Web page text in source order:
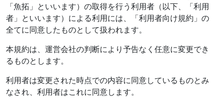
「魚拓」といいます）の取得を行う利用者（以下、「利用
者」といいます）による利用には、「利用者向け規約」の
全てに同意したものとして扱われます。
本規約は、運営会社の判断により予告なく任意に変更でき
るものとします。
利用者は変更された時点での内容に同意しているものとみ
なされ、利用者はこれに同意します。